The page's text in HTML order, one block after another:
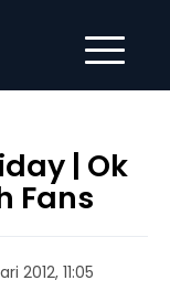
| Ok
Fans
2012, 11:05